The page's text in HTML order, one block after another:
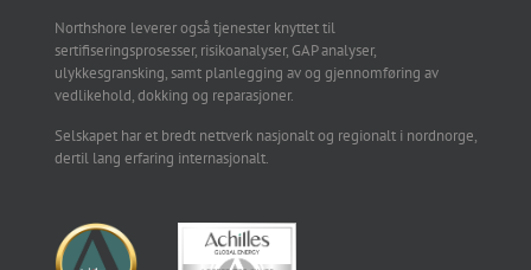
Northshore leverer også tjenester knyttet til
sertifiseringsprosesser, risikoanalyser, GAP analyser,
ulykkesgransking, samt planlegging av og gjennomføring av
vedlikehold, dokking og reparasjoner.
Selskapet har et bredt nettverk nasjonalt og regionalt i nordnorge,
dertil lang erfaring internasjonalt.